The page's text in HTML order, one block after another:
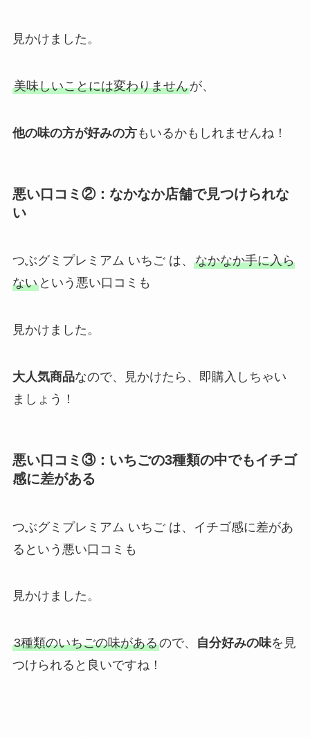
見かけました。
美味しいことには変わりませんが、
他の味の方が好みの方もいるかもしれませんね！
悪い口コミ②：なかなか店舗で見つけられな
い
つぶグミプレミアム いちご は、 なかなか手に入ら
ないという悪い口コミも
見かけました。
大人気商品なので、見かけたら、即購入しちゃい
ましょう！
悪い口コミ③：いちごの3種類の中でもイチゴ
感に差がある
つぶグミプレミアム いちご は、イチゴ感に差があ
るという悪い口コミも
見かけました。
3種類のいちごの味があるので、 自分好みの味を見
つけられると良いですね！